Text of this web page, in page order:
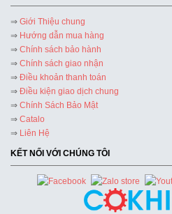
⇒ Giới Thiệu chung
⇒ Hướng dẫn mua hàng
⇒ Chính sách bảo hành
⇒ Chính sách giao nhận
⇒ Điều khoản thanh toán
⇒ Điều kiện giao dịch chung
⇒ Chính Sách Bảo Mật
⇒ Catalo
⇒ Liên Hệ
KẾT NỐI VỚI CHÚNG TÔI